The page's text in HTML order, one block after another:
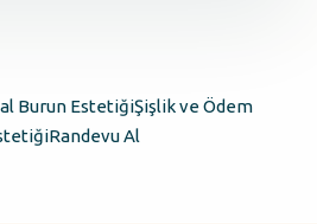
Burun EstetiğiŞişlik ve Ödem
Randevu Al